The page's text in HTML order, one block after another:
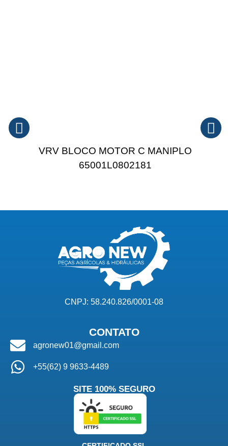
VRV BLOCO MOTOR C MANIPLO
65001L0802181
CNPJ: 58.240.826/0001-08
CONTATO
agronew01@gmail.com
+55(62) 9 9633-4489
SITE 100% SEGURO